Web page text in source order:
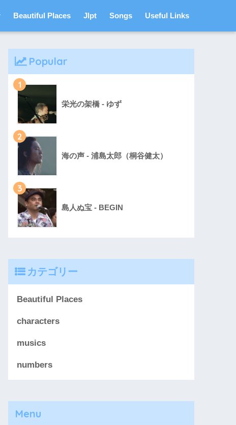
Beautiful Places Jlpt Songs Useful Links
Popular
1
栄光の架橋 - ゆず
2
海の声 - 浦島太郎（桐谷健太）
3
島人ぬ宝 - BEGIN
カテゴリー
Beautiful Places
characters
musics
numbers
Menu